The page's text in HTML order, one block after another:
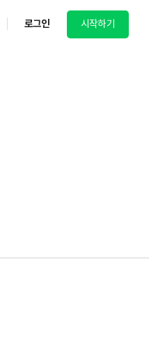
로그인 시작하기